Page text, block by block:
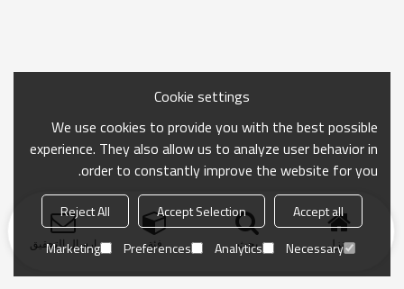
منزل بحث فئة ارسال التحقيق
Cookie settings
We use cookies to provide you with the best possible
experience. They also allow us to analyze user behavior in
order to constantly improve the website for you.
Accept all
Accept Selection
Reject All
Necessary
Analytics
Preferences
Marketing